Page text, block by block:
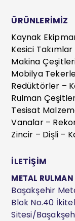
ÜRÜNLERİMİZ
Kaynak
Kesici Takımlar
Makina
Mobilya
Redüktörler –
Rulman
Tesisat
Vanalar –
Zincir – Dişli –
İLETİŞİM
METAL
Başakşehir
Blok No.40
Sitesi/